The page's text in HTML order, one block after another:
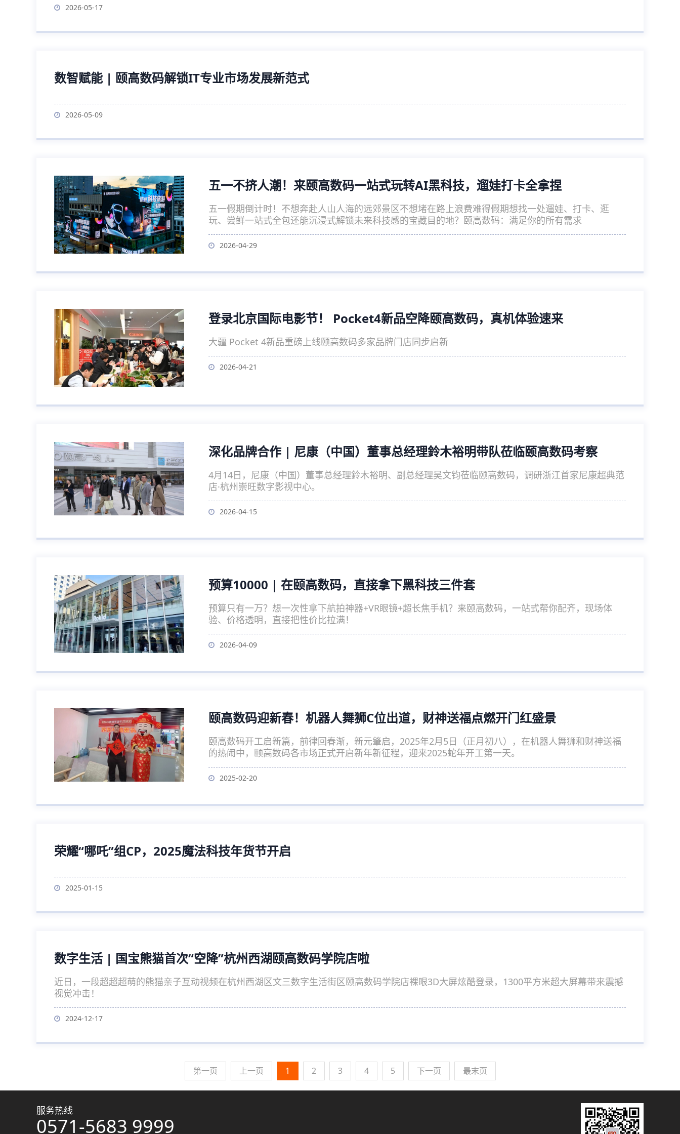
2026-05-17
数智赋能 | 颐高数码解锁IT专业市场发展新范式
2026-05-09
五一不挤人潮！来颐高数码一站式玩转AI黑科技，遛娃打卡全拿捏
五一假期倒计时！不想奔赴人山人海的远郊景区不想堵在路上浪费难得假期想找一处遛娃、打卡、逛
玩、尝鲜一站式全包还能沉浸式解锁未来科技感的宝藏目的地？颐高数码：满足你的所有需求
2026-04-29
登录北京国际电影节！ Pocket4新品空降颐高数码，真机体验速来
大疆 Pocket 4新品重磅上线颐高数码多家品牌门店同步启新
2026-04-21
深化品牌合作 | 尼康（中国）董事总经理鈴木裕明带队莅临颐高数码考察
4月14日，尼康（中国）董事总经理鈴木裕明、副总经理吴文钧莅临颐高数码，调研浙江首家尼康超典范
店·杭州崇旺数字影视中心。
2026-04-15
预算10000 | 在颐高数码，直接拿下黑科技三件套
预算只有一万？想一次性拿下航拍神器+VR眼镜+超长焦手机？来颐高数码，一站式帮你配齐，现场体
验、价格透明，直接把性价比拉满！
2026-04-09
颐高数码迎新春！机器人舞狮C位出道，财神送福点燃开门红盛景
颐高数码开工启新篇，前律回春渐，新元肇启，2025年2月5日（正月初八），在机器人舞狮和财神送福
的热闹中，颐高数码各市场正式开启新年新征程，迎来2025蛇年开工第一天。
2025-02-20
荣耀“哪吒”组CP，2025魔法科技年货节开启
2025-01-15
数字生活 | 国宝熊猫首次“空降”杭州西湖颐高数码学院店啦
近日，一段超超超萌的熊猫亲子互动视频在杭州西湖区文三数字生活街区颐高数码学院店裸眼3D大屏炫酷登录，1300平方米超大屏幕带来震撼
视觉冲击！
2024-12-17
第一页 上一页 1 2 3 4 5 下一页 最末页
服务热线
0571-5683 9999